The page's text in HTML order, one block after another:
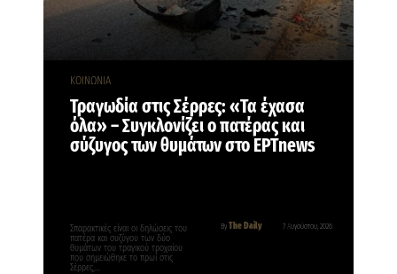
ΚΟΙΝΩΝΙΑ
Τραγωδία στις Σέρρες: «Τα έχασα
όλα» – Συγκλονίζει ο πατέρας και
σύζυγος των θυμάτων στο ΕΡΤnews
By The Daily 7 Αυγούστου, 2026
Σπαρακτικές είναι οι δηλώσεις του
πατέρα και συζύγου των δύο
θυμάτων του τραγικού τροχαίου
που σημειώθηκε το πρωί στις
Σέρρες,…